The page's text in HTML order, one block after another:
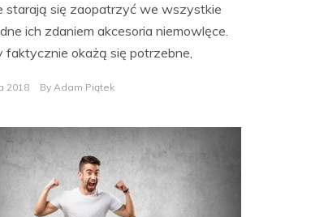
starają się zaopatrzyć we wszystkie
ich zdaniem akcesoria niemowlęce.
faktycznie okażą się potrzebne,
2018 By Adam Piątek